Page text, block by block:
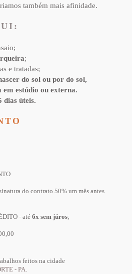
também mais afinidade.
;
e tratadas;
do sol ou por do sol,
em estúdio ou externa.
dias úteis.
do contrato 50% um mês antes
- até 6x sem júros;
feitos na cidade
- PA.